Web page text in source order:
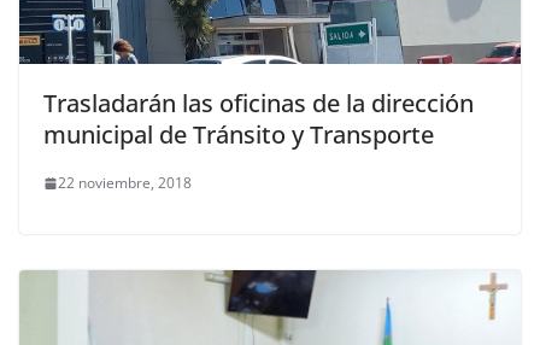
Trasladarán las oficinas de la dirección
municipal de Tránsito y Transporte
22 noviembre, 2018